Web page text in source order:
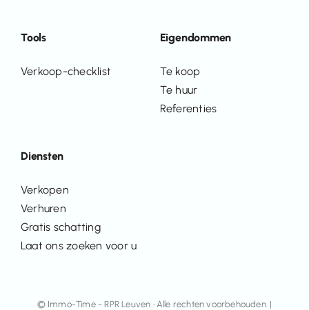
Diensten
Verkopen
Verhuren
Gratis schatting
Laat ons zoeken voor u
Eigendommen
Te koop
Te huur
Referenties
Tools
Verkoop-checklist
© Immo-Time - RPR Leuven • Alle rechten voorbehouden. |